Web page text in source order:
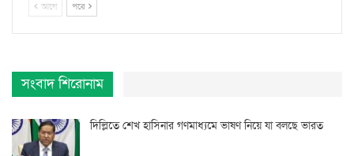
আগে পরে
সংবাদ শিরোনাম
দিল্লিতে শেখ হাসিনার গণমাধ্যমে ভাষণ নিয়ে যা বলছে ভারত